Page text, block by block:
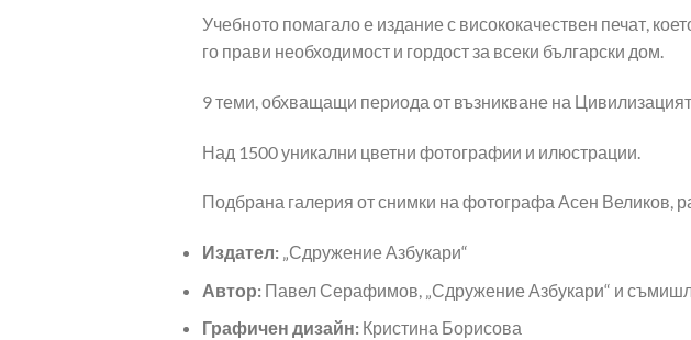
Учебното помагало е издание с висококачествен печат,
го прави необходимост и гордост за всеки български дом.
9 теми, обхващащи периода от възникване на
Над 1500 уникални цветни фотографии и илюстрации.
Подбрана галерия от снимки на фотографа Асен Великов,
Издател:„Сдружение Азбукари“
Автор:Павел Серафимов, „Сдружение Азбукари“ и
Графичен дизайн:Кристина Борисова